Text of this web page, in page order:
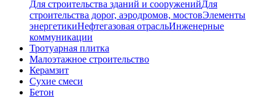
Для строительства зданий и сооруженийДля
строительства дорог, аэродромов, мостовЭлементы
энергетикиНефтегазовая отрасльИнженерные
коммуникации
Тротуарная плитка
Малоэтажное строительство
Керамзит
Сухие смеси
Бетон